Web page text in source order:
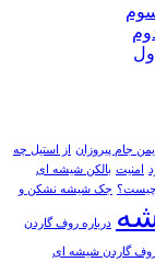
جام پیروزان
از استیل چه
امنیت بالکن شیشه ای
چیست؟ جک شیشه نشکن و
درباره روف گاردن
گاردن شیشه ای